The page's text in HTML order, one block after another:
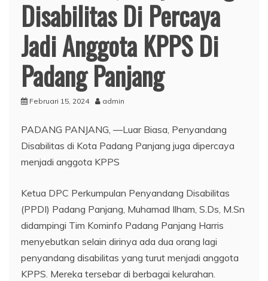
Disabilitas Di Percaya
Jadi Anggota KPPS Di
Padang Panjang
Februari 15, 2024 admin
PADANG PANJANG, —Luar Biasa, Penyandang
Disabilitas di Kota Padang Panjang juga dipercaya
menjadi anggota KPPS
Ketua DPC Perkumpulan Penyandang Disabilitas
(PPDI) Padang Panjang, Muhamad Ilham, S.Ds, M.Sn
didampingi Tim Kominfo Padang Panjang Harris
menyebutkan selain dirinya ada dua orang lagi
penyandang disabilitas yang turut menjadi anggota
KPPS. Mereka tersebar di berbagai kelurahan.